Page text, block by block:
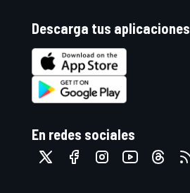
Descarga tus aplicaciones
En redes sociales